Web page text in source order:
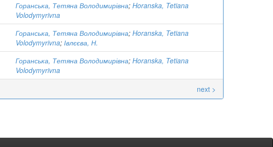
Горанська, Тетяна Володимирівна; Horanska, Tetiana
Volodymyrivna
Горанська, Тетяна Володимирівна; Horanska, Tetiana
Volodymyrivna; Івлєєва, Н.
Горанська, Тетяна Володимирівна; Horanska, Tetiana
Volodymyrivna
next >